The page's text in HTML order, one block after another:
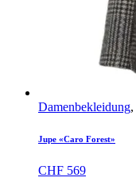
Damenbekleidung,
Jupe «Caro Forest»
CHF 569